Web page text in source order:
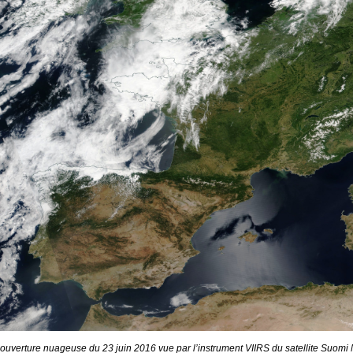
nuageuse du 23 juin 2016 vue par l’instrument VIIRS du satellite Suomi